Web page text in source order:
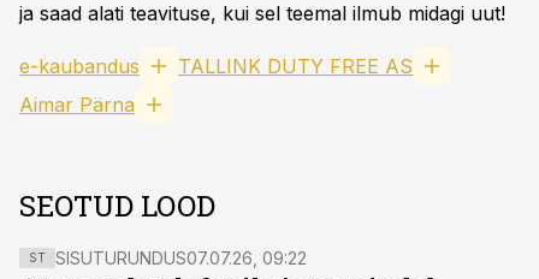
ja saad alati teavituse, kui sel teemal ilmub midagi uut!
e-kaubandus
TALLINK DUTY FREE AS
Aimar Pärna
SEOTUD LOOD
ST SISUTURUNDUS07.07.26, 09:22